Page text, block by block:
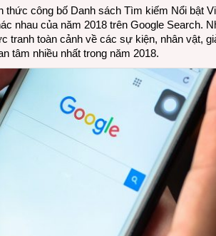
thức công bố Danh sách Tìm kiếm Nổi bật
nhau của năm 2018 trên Google Search.
tranh toàn cảnh về các sự kiện, nhân vật,
tâm nhiều nhất trong năm 2018.